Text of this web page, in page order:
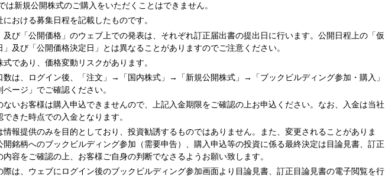
は新規公開株式のご購入をいただくことはできません。
における募集日程を記載したものです。
及び「公開価格」のウェブ上での発表は、それぞれ訂正届出書の提出日に行います。公開日程上の「仮
」及び「公開価格決定日」とは異なることがありますのでご注意ください。
式であり、価格変動リスクがあります。
数は、ログイン後、「注文」→「国内株式」→「新規公開株式」→「ブックビルディング参加・購入」
ージ」でご確認ください。
ないお客様は購入申込できませんので、上記入金期限をご確認の上お申込ください。なお、入金は当社
できた時点での入金となります。
情報提供のみを目的としており、投資勧誘するものではありません。また、変更されることがありま
開銘柄へのブックビルディング参加（需要申告）、購入申込等の投資に係る最終決定は目論見書、訂正
内容をご確認の上、お客様ご自身の判断でなさるようお願い致します。
際は、ウェブにログイン後のブックビルディング参加画面より目論見書、訂正目論見書の電子閲覧を行